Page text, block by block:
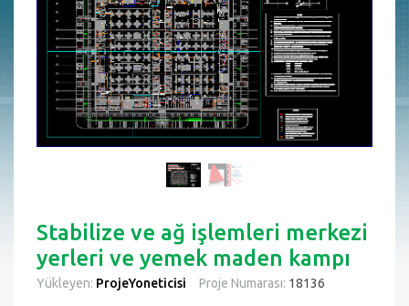
Stabilize ve ağ işlemleri merkezi
yerleri ve yemek maden kampı
Yükleyen: ProjeYoneticisi Proje Numarası: 18136